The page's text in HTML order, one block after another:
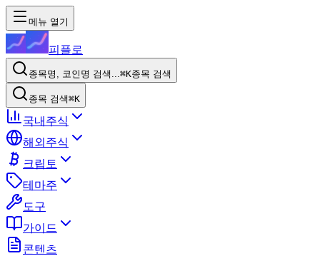
메뉴 열기
피플로
종목명, 코인명 검색...⌘K종목 검색
종목 검색⌘K
국내주식
해외주식
크립토
테마주
도구
가이드
콘텐츠